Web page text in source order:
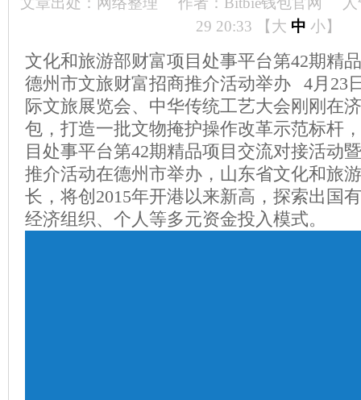
29 20:33 【大 中 小】
文化和旅游部财富项目处事平台第42期精
德州市文旅财富招商推介活动举办 4月23
际文旅展览会、中华传统工艺大会刚刚在
包，打造一批文物掩护操作改革示范标杆
目处事平台第42期精品项目交流对接活动
推介活动在德州市举办，山东省文化和旅
长，将创2015年开港以来新高，探索出国
经济组织、个人等多元资金投入模式。